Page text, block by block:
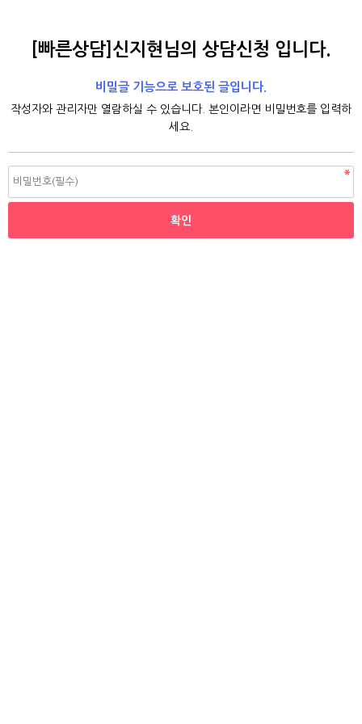
[빠른상담]신지현님의 상담신청 입니다.
비밀글 기능으로 보호된 글입니다.
작성자와 관리자만 열람하실 수 있습니다. 본인이라면 비밀번호를 입력하
세요.